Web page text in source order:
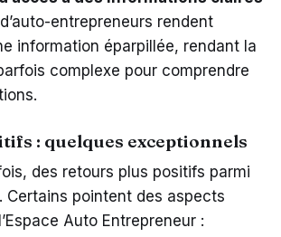
entrepreneurs rendent
information éparpillée, rendant la
complexe pour comprendre
: quelques exceptionnels
des retours plus positifs parmi
Certains pointent des aspects
Auto Entrepreneur :